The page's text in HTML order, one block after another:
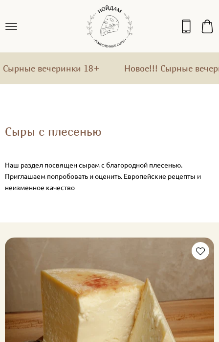
вечеринки 18+ Новое!!! Сырные вечеринки
Сыры с плесенью
Наш раздел посвящен сырам с благородной плесенью.
Приглашаем попробовать и оценить. Европейские рецепты и
неизменное качество